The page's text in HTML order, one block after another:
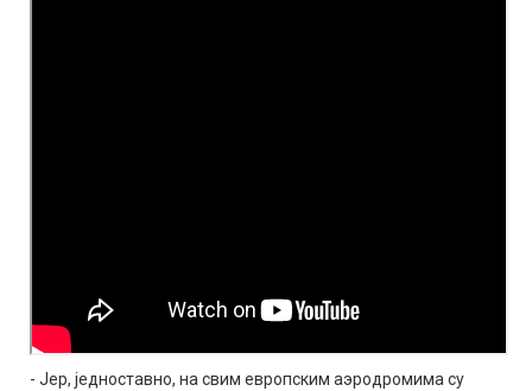
- Јер, једноставно, на свим европским аэродромима су